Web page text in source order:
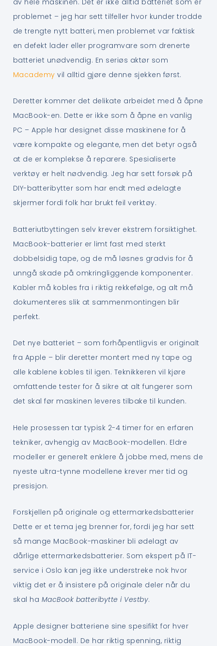
problemet – jeg har sett tilfeller hvor kunder trodde
de trengte nytt batteri, men problemet var faktisk
en defekt lader eller programvare som drenerte
batteriet unødvendig. En seriøs aktør som
Macademy vil alltid gjøre denne sjekken først.
Deretter kommer det delikate arbeidet med å åpne
MacBook-en. Dette er ikke som å åpne en vanlig
PC – Apple har designet disse maskinene for å
være kompakte og elegante, men det betyr også
at de er komplekse å reparere. Spesialiserte
verktøy er helt nødvendig. Jeg har sett forsøk på
DIY-batteribytter som har endt med ødelagte
skjermer fordi folk har brukt feil verktøy.
Batteriutbyttingen selv krever ekstrem forsiktighet.
MacBook-batterier er limt fast med sterkt
dobbelsidig tape, og de må løsnes gradvis for å
unngå skade på omkringliggende komponenter.
Kabler må kobles fra i riktig rekkefølge, og alt må
dokumenteres slik at sammenmontingen blir
perfekt.
Det nye batteriet – som forhåpentligvis er originalt
fra Apple – blir deretter montert med ny tape og
alle kablene kobles til igen. Teknikkeren vil kjøre
omfattende tester for å sikre at alt fungerer som
det skal før maskinen leveres tilbake til kunden.
Hele prosessen tar typisk 2-4 timer for en erfaren
tekniker, avhengig av MacBook-modellen. Eldre
modeller er generelt enklere å jobbe med, mens de
nyeste ultra-tynne modellene krever mer tid og
presisjon.
Forskjellen på originale og ettermarkedsbatterier
Dette er et tema jeg brenner for, fordi jeg har sett
så mange MacBook-maskiner bli ødelagt av
dårlige ettermarkedsbatterier. Som ekspert på IT-
service i Oslo kan jeg ikke understreke nok hvor
viktig det er å insistere på originale deler når du
skal ha MacBook batteribytte i Vestby.
Apple designer batteriene sine spesifikt for hver
MacBook-modell. De har riktig spenning, riktig